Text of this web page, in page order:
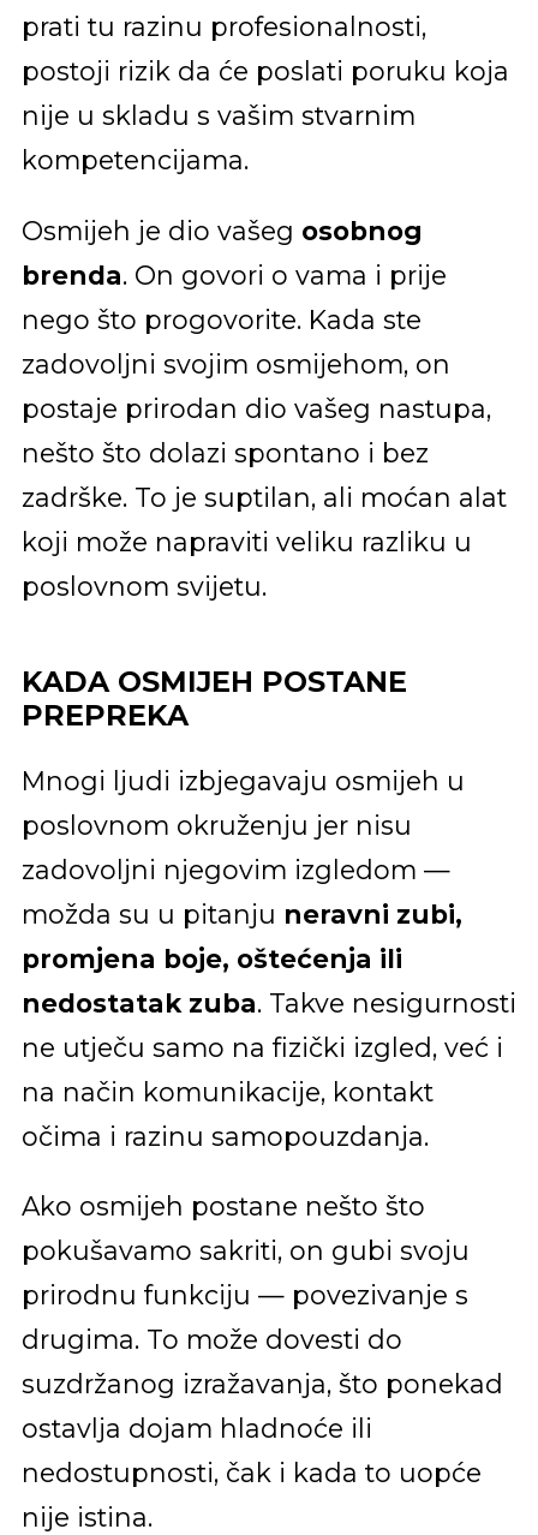
prati tu razinu profesionalnosti,
postoji rizik da će poslati poruku koja
nije u skladu s vašim stvarnim
kompetencijama.
Osmijeh je dio vašeg osobnog
brenda. On govori o vama i prije
nego što progovorite. Kada ste
zadovoljni svojim osmijehom, on
postaje prirodan dio vašeg nastupa,
nešto što dolazi spontano i bez
zadrške. To je suptilan, ali moćan alat
koji može napraviti veliku razliku u
poslovnom svijetu.
KADA OSMIJEH POSTANE
PREPREKA
Mnogi ljudi izbjegavaju osmijeh u
poslovnom okruženju jer nisu
zadovoljni njegovim izgledom —
možda su u pitanju neravni zubi,
promjena boje, oštećenja ili
nedostatak zuba. Takve nesigurnosti
ne utječu samo na fizički izgled, već i
na način komunikacije, kontakt
očima i razinu samopouzdanja.
Ako osmijeh postane nešto što
pokušavamo sakriti, on gubi svoju
prirodnu funkciju — povezivanje s
drugima. To može dovesti do
suzdržanog izražavanja, što ponekad
ostavlja dojam hladnoće ili
nedostupnosti, čak i kada to uopće
nije istina.